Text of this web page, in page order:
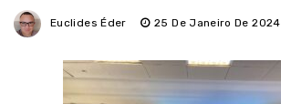
Euclides Éder 25 De Janeiro De 2024